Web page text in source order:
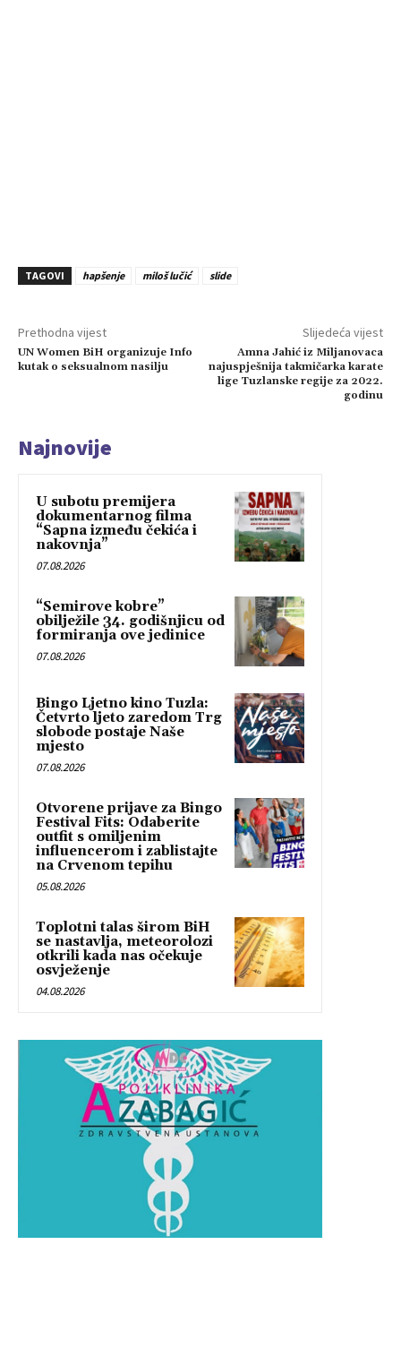
TAGOVI hapšenje miloš lučić slide
Prethodna vijest
UN Women BiH organizuje Info
kutak o seksualnom nasilju
Slijedeća vijest
Amna Jahić iz Miljanovaca
najuspješnija takmičarka karate
lige Tuzlanske regije za 2022.
godinu
Najnovije
U subotu premijera
dokumentarnog filma
“Sapna između čekića i
nakovnja”
07.08.2026
“Semirove kobre”
obilježile 34. godišnjicu od
formiranja ove jedinice
07.08.2026
Bingo Ljetno kino Tuzla:
Četvrto ljeto zaredom Trg
slobode postaje Naše
mjesto
07.08.2026
Otvorene prijave za Bingo
Festival Fits: Odaberite
outfit s omiljenim
influencerom i zablistajte
na Crvenom tepihu
05.08.2026
Toplotni talas širom BiH
se nastavlja, meteorolozi
otkrili kada nas očekuje
osvježenje
04.08.2026